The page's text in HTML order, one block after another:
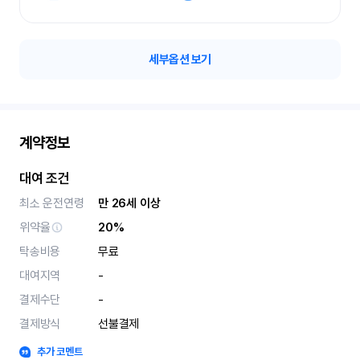
세부옵션 보기
계약정보
대여 조건
최소 운전연령
만 26세 이상
위약율
20%
탁송비용
무료
대여지역
-
결제수단
-
결제방식
선불결제
추가 코멘트